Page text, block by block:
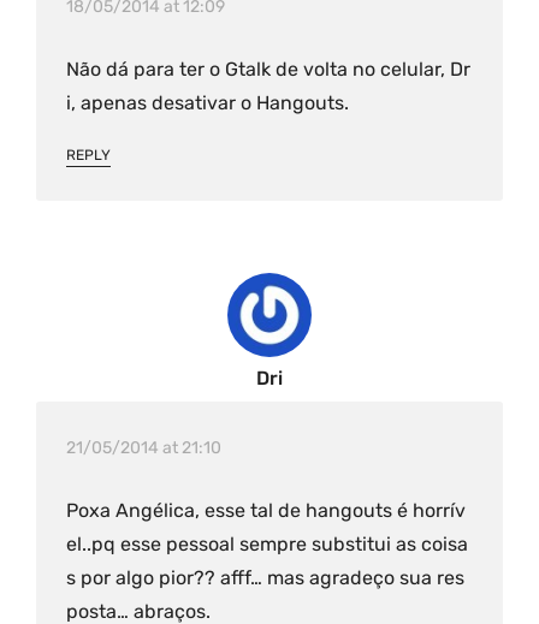
18/05/2014 at 12:09
Não dá para ter o Gtalk de volta no celular, Dr
i, apenas desativar o Hangouts.
REPLY
Dri
21/05/2014 at 21:10
Poxa Angélica, esse tal de hangouts é horrív
el..pq esse pessoal sempre substitui as coisa
s por algo pior?? afff… mas agradeço sua res
posta… abraços.